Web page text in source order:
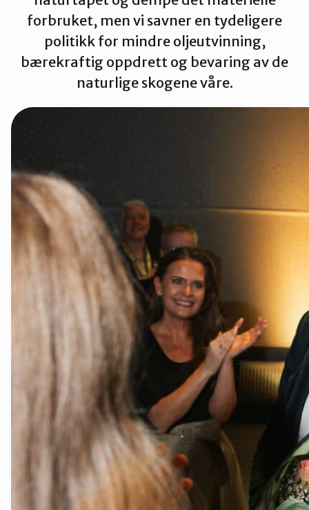
Innlandet
Møre og Romsdal
Oslo og Akershus
Sogn og Fjordane
Trøndelag
Telemark
Østfold
forbruket, men vi savner en tydeligere
politikk for mindre oljeutvinning,
bærekraftig oppdrett og bevaring av de
naturlige skogene våre.